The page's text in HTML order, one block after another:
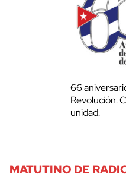
66
Revolución.
unidad.
MATUTINO DE